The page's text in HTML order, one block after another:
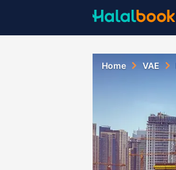
Home VAE